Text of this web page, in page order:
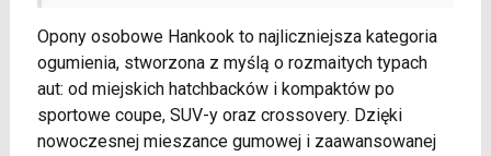
Opony osobowe Hankook to najliczniejsza kategoria
ogumienia, stworzona z myślą o rozmaitych typach
aut: od miejskich hatchbacków i kompaktów po
sportowe coupe, SUV-y oraz crossovery. Dzięki
nowoczesnej mieszance gumowej i zaawansowanej